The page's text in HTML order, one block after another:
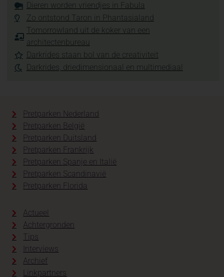
Dieren worden vriendjes in Fabula
Zo ontstond Taron in Phantasialand
Tomorrowland uit de koker van een
architectenbureau
Darkrides staan bol van de creativiteit
Darkrides, driedimensionaal en multimediaal
Pretparken Nederland
Pretparken België
Pretparken Duitsland
Pretparken Frankrijk
Pretparken Spanje en Italië
Pretparken Scandinavië
Pretparken Florida
Actueel
Achtergronden
Tips
Interviews
Archief
Linkpartners